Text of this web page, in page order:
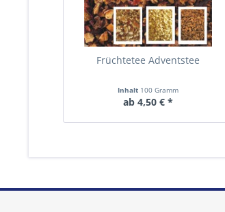
Früchtetee Adventstee
Inhalt 100 Gramm
ab 4,50 € *